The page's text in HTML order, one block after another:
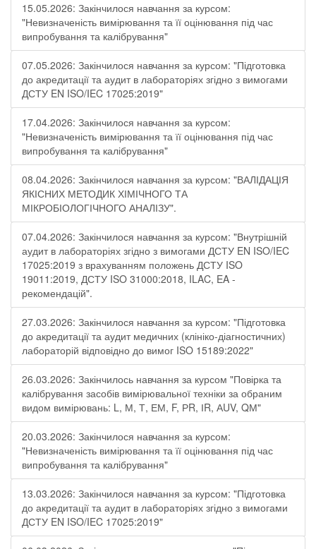
15.05.2026: Закінчилося навчання за курсом:
"Невизначеність вимірювання та її оцінювання під час
випробування та калібрування"
07.05.2026: Закінчилося навчання за курсом: "Підготовка
до акредитації та аудит в лабораторіях згідно з вимогами
ДСТУ EN ISO/IEC 17025:2019"
17.04.2026: Закінчилося навчання за курсом:
"Невизначеність вимірювання та її оцінювання під час
випробування та калібрування"
08.04.2026: Закінчилося навчання за курсом: "ВАЛІДАЦІЯ
ЯКІСНИХ МЕТОДИК ХІМІЧНОГО ТА
МІКРОБІОЛОГІЧНОГО АНАЛІЗУ".
07.04.2026: Закінчилося навчання за курсом: "Внутрішній
аудит в лабораторіях згідно з вимогами ДСТУ EN ISO/IEC
17025:2019 з врахуванням положень ДСТУ ISO
19011:2019, ДСТУ ISO 31000:2018, ILAC, EA -
рекомендацій".
27.03.2026: Закінчилося навчання за курсом: "Підготовка
до акредитації та аудит медичних (клініко-діагностичних)
лабораторій відповідно до вимог ISO 15189:2022"
26.03.2026: Закінчилось навчання за курсом "Повірка та
калібрування засобів вимірювальної техніки за обраним
видом вимірювань: L, М, Т, ЕМ, F, РR, ІR, АUV, QМ"
20.03.2026: Закінчилося навчання за курсом:
"Невизначеність вимірювання та її оцінювання під час
випробування та калібрування"
13.03.2026: Закінчилося навчання за курсом: "Підготовка
до акредитації та аудит в лабораторіях згідно з вимогами
ДСТУ EN ISO/IEC 17025:2019"